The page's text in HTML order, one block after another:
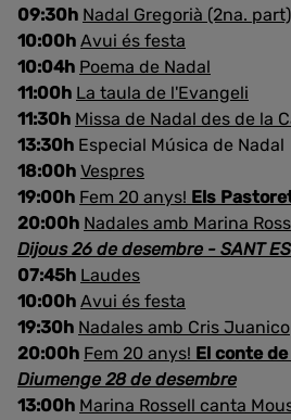
09:30h Nadal Gregorià (2na. part)
10:00h Avui és festa
10:04h Poema de Nadal
11:00h La taula de l'Evangeli
11:30h Missa de Nadal des de la
13:30h Especial Música de Nadal
18:00h Vespres
19:00h Fem 20 anys! Els
20:00h Nadales amb Marina
Dijous 26 de desembre - SANT
07:45h Laudes
10:00h Avui és festa
19:30h Nadales amb Cris Juanico
20:00h Fem 20 anys! El conte
Diumenge 28 de desembre
13:00h Marina Rossell canta